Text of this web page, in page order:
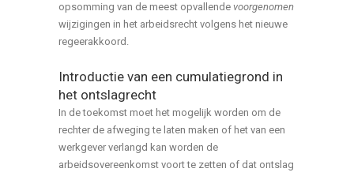
opsomming van de meest opvallende voorgenomen
wijzigingen in het arbeidsrecht volgens het nieuwe
regeerakkoord.
Introductie van een cumulatiegrond in
het ontslagrecht
In de toekomst moet het mogelijk worden om de
rechter de afweging te laten maken of het van een
werkgever verlangd kan worden de
arbeidsovereenkomst voort te zetten of dat ontslag